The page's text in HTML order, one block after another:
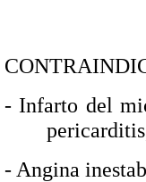
- Infarto del
- Angina